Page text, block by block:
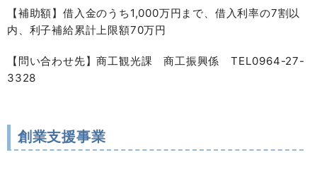
【補助額】借入金のうち1,000万円まで、借入利率の7割以
内、利子補給累計上限額70万円
【問い合わせ先】商工観光課 商工振興係 TEL0964-27-
3328
創業支援事業